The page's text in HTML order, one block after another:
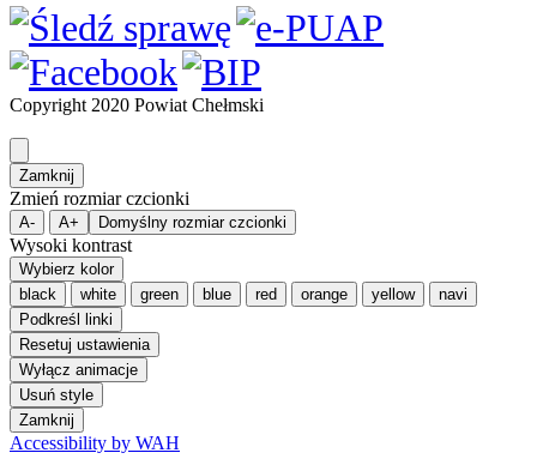
Copyright 2020 Powiat Chełmski
Zamknij
Zmień rozmiar czcionki
A- A+ Domyślny rozmiar czcionki
Wysoki kontrast
Wybierz kolor
black
white green blue red orange yellow
navi
Podkreśl linki
Resetuj ustawienia
Wyłącz animacje
Usuń style
Zamknij
Accessibility by WAH